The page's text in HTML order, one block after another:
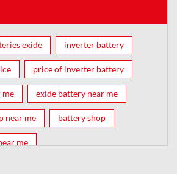
exide inverter battery
price of inverter battery
me exide battery near me
near me battery shop
me